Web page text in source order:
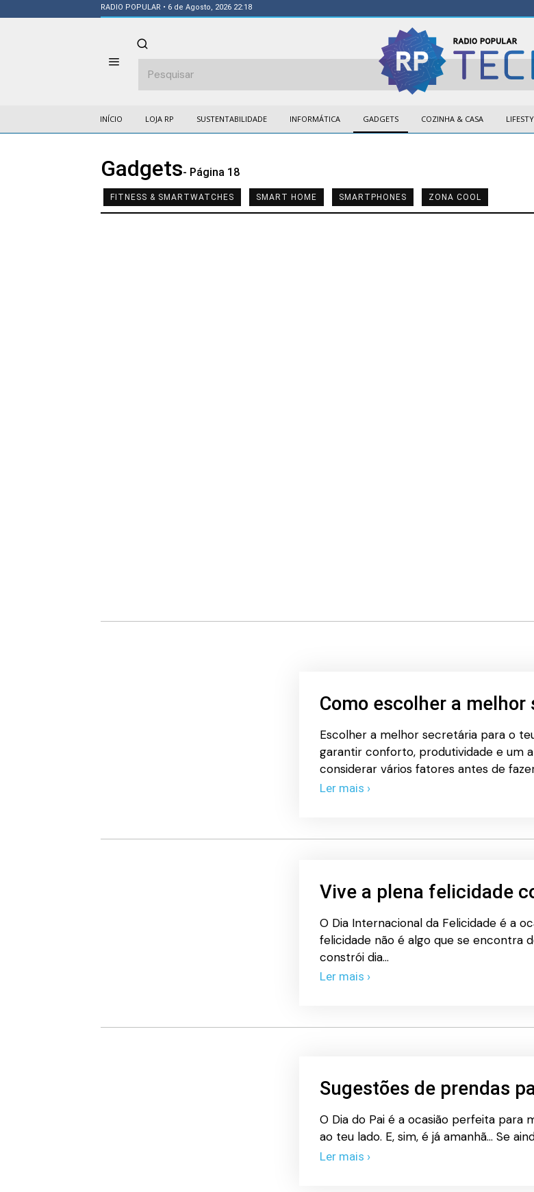
RADIO POPULAR • 6 de Agosto, 2026 22:18
INÍCIO LOJA RP SUSTENTABILIDADE INFORMÁTICA GADGETS COZINHA & CASA
Gadgets- Página 18
FITNESS & SMARTWATCHES SMART HOME SMARTPHONES ZONA COOL
Como escolher a
Escolher a melhor secretária para o
garantir conforto, produtividade e um
considerar vários fatores antes de
Ler mais ›
Vive a plena felicidade
O Dia Internacional da Felicidade é a
felicidade não é algo que se encontra
constrói dia…
Ler mais ›
Sugestões de prendas
O Dia do Pai é a ocasião perfeita
ao teu lado. E, sim, é já amanhã… Se
Ler mais ›